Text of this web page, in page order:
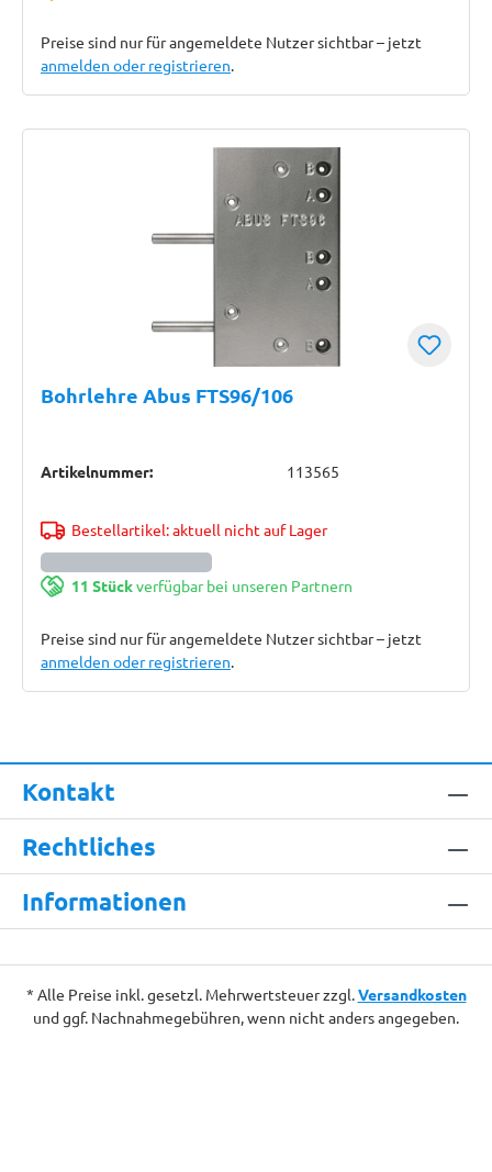
Preise sind nur für angemeldete Nutzer sichtbar – jetzt
anmelden oder registrieren.
Bohrlehre Abus FTS96/106
Artikelnummer: 113565
Bestellartikel: aktuell nicht auf Lager
11 Stückverfügbar bei unseren Partnern
Preise sind nur für angemeldete Nutzer sichtbar – jetzt
anmelden oder registrieren.
Kontakt
Rechtliches
Informationen
* Alle Preise inkl. gesetzl. Mehrwertsteuer zzgl.Versandkosten
und ggf. Nachnahmegebühren, wenn nicht anders angegeben.